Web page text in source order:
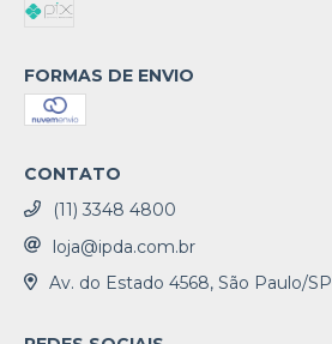
FORMAS DE ENVIO
CONTATO
(11) 3348 4800
loja@ipda.com.br
Av. do Estado 4568, São Paulo/SP